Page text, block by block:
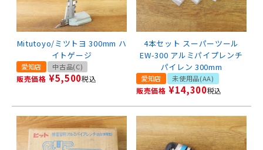
Mitutoyo/ミツトヨ 300mm ハ
イトゲージ
愛知店 中古品(C)
販売価格 ¥5,500税込
4本セット スーパーツール
EW-300 アルミパイプレンチ
パイレン 300mm
愛知店 未使用品(AA)
販売価格 ¥14,300税込